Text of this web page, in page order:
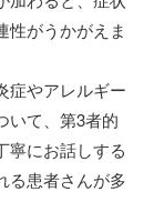
性がうかがえま
症やアレルギー
いて、第3者的
寧にお話しする
る患者さんが多